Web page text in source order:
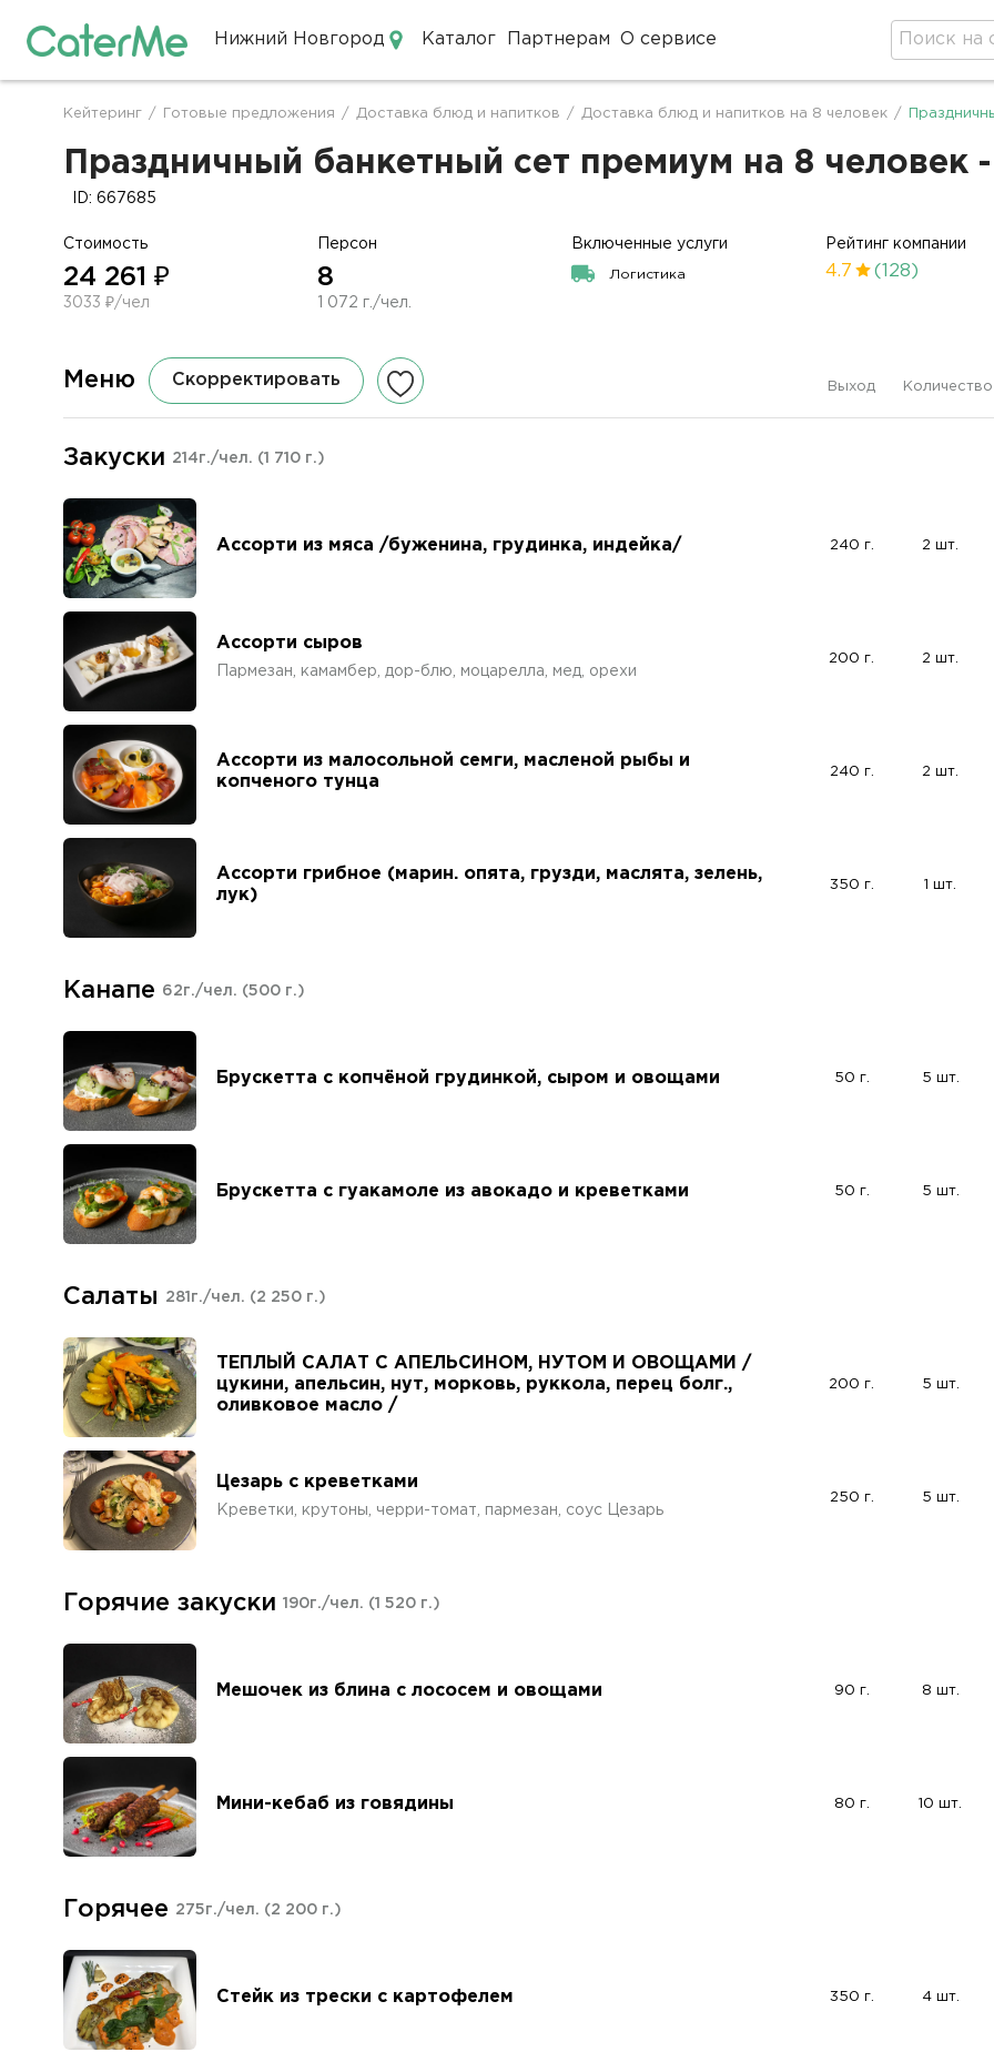
Нижний Новгород Каталог Партнерам О сервисе
Строка
навигации
Кейтеринг / Готовые предложения / Доставка блюд и напитков / Доставка блюд и напитков на 8 человек /
Праздничный банкетный сет премиум на 8 человек
ID: 667685
Стоимость
24 261 ₽
3033 ₽/чел
Персон
8
1 072 г./чел.
Включенные услуги
Логистика
Рейтинг компании
4.7 (128)
Меню Скорректировать Выход Количество
Закуски 214г./чел. (1 710 г.)
Ассорти из мяса /буженина, грудинка, индейка/ 240 г. 2 шт.
Ассорти сыров
Пармезан, камамбер, дор-блю, моцарелла, мед, орехи
200 г. 2 шт.
Ассорти из малосольной семги, масленой рыбы и
копченого тунца
240 г. 2 шт.
Ассорти грибное (марин. опята, грузди, маслята, зелень,
лук)
350 г. 1 шт.
Канапе 62г./чел. (500 г.)
Брускетта с копчёной грудинкой, сыром и овощами 50 г. 5 шт.
Брускетта с гуакамоле из авокадо и креветками 50 г. 5 шт.
Салаты 281г./чел. (2 250 г.)
ТЕПЛЫЙ САЛАТ С АПЕЛЬСИНОМ, НУТОМ И ОВОЩАМИ /
цукини, апельсин, нут, морковь, руккола, перец болг.,
оливковое масло /
200 г. 5 шт.
Цезарь с креветками
Креветки, крутоны, черри-томат, пармезан, соус Цезарь
250 г. 5 шт.
Горячие закуски 190г./чел. (1 520 г.)
Мешочек из блина с лососем и овощами 90 г. 8 шт.
Мини-кебаб из говядины 80 г. 10 шт.
Горячее 275г./чел. (2 200 г.)
Стейк из трески с картофелем 350 г. 4 шт.